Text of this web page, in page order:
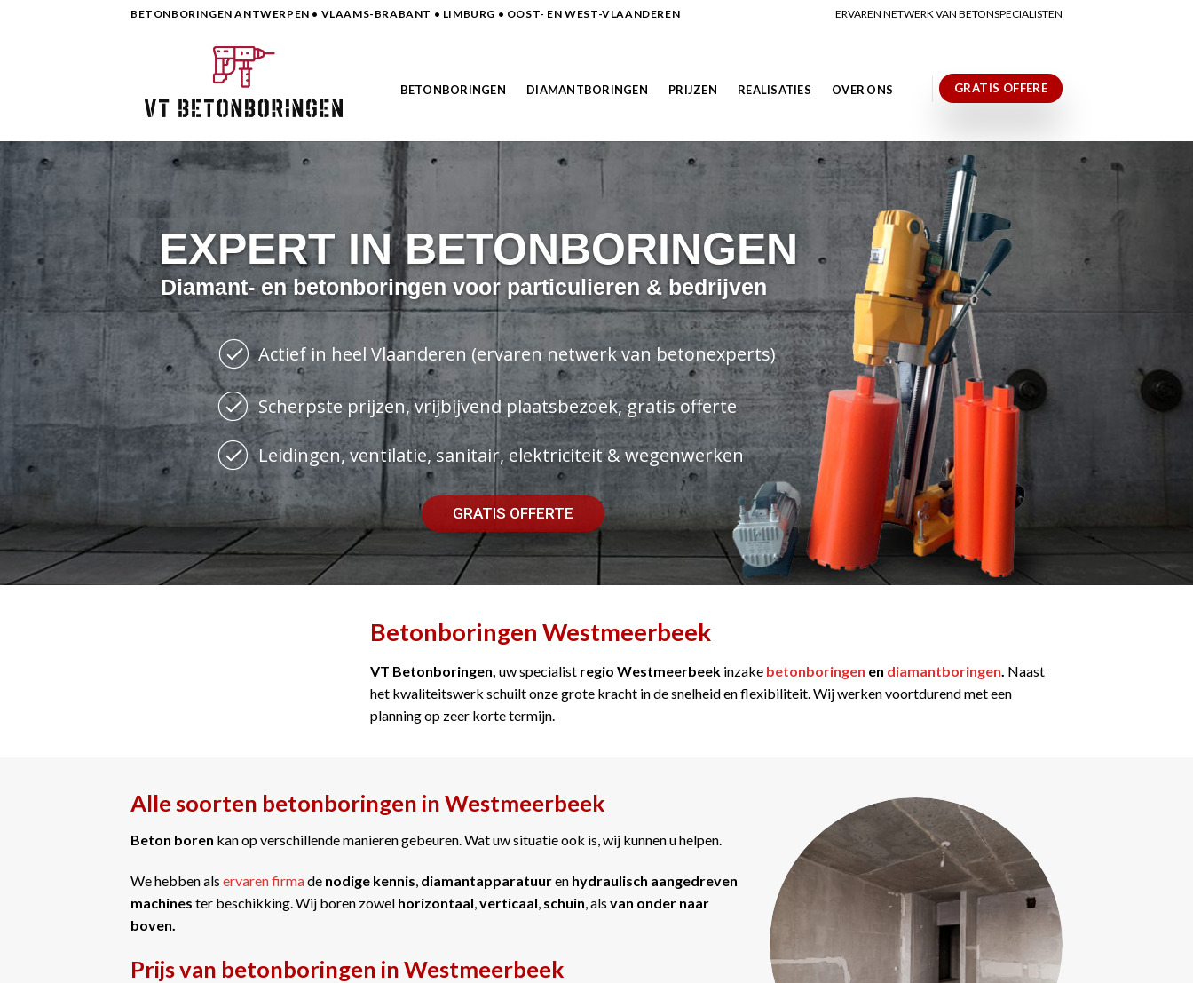
BETONBORINGEN ANTWERPEN • VLAAMS-BRABANT • LIMBURG • OOST- EN WEST-VLAANDEREN ERVAREN NETWERK VAN BETONSPECIALISTEN
BETONBORINGEN DIAMANTBORINGEN PRIJZEN REALISATIES OVER ONS GRATIS OFFERE
EXPERT IN BETONBORINGEN
Diamant- en betonboringen voor particulieren & bedrijven
Actief in heel Vlaanderen (ervaren netwerk van betonexperts)
Scherpste prijzen, vrijbijvend plaatsbezoek, gratis offerte
Leidingen, ventilatie, sanitair, elektriciteit & wegenwerken
GRATIS OFFERTE
Betonboringen Westmeerbeek
VT Betonboringen, uw specialist regio Westmeerbeek inzake betonboringen en diamantboringen Naast
het kwaliteitswerk schuilt onze grote kracht in de snelheid en flexibiliteit. Wij werken voortdurend met een
planning op zeer korte termijn.
Alle soorten betonboringen in Westmeerbeek
Beton boren kan op verschillende manieren gebeuren. Wat uw situatie ook is, wij kunnen u helpen.
We hebben als ervaren firmade nodige kennis, diamantapparatuuren hydraulisch aangedreven
machines ter beschikking. Wij boren zowel horizontaal,verticaal, schuin, als van onder naar
boven.
Prijs van betonboringen in Westmeerbeek